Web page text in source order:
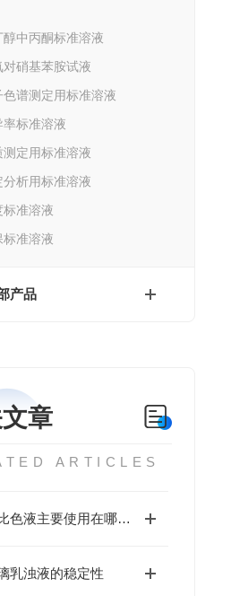
醇中丙酮标准溶液
对硝基苯胺试液
色谱测定用标准溶液
率标准溶液
测定用标准溶液
分析用标准溶液
标准溶液
标准溶液
产品
章
ARTICLES
氯化钴比色液主要使用在哪方面？
乳浊液的稳定性